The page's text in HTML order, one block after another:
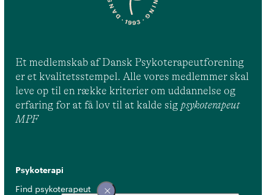
Et medlemskab af Dansk Psykoterapeutforening
er et kvalitetsstempel. Alle vores medlemmer skal
leve op til en række kriterier om uddannelse og
erfaring for at få lov til at kalde sig psykoterapeut
MPF
Psykoterapi
Find psykoterapeut